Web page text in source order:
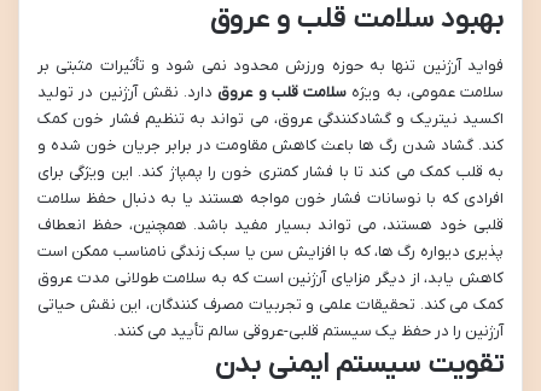
بهبود سلامت قلب و عروق
فواید آرژنین تنها به حوزه ورزش محدود نمی شود و تأثیرات مثبتی بر
سلامت عمومی، به ویژه سلامت قلب و عروق دارد. نقش آرژنین در تولید
اکسید نیتریک و گشادکنندگی عروق، می تواند به تنظیم فشار خون کمک
کند. گشاد شدن رگ ها باعث کاهش مقاومت در برابر جریان خون شده و
به قلب کمک می کند تا با فشار کمتری خون را پمپاژ کند. این ویژگی برای
افرادی که با نوسانات فشار خون مواجه هستند یا به دنبال حفظ سلامت
قلبی خود هستند، می تواند بسیار مفید باشد. همچنین، حفظ انعطاف
پذیری دیواره رگ ها، که با افزایش سن یا سبک زندگی نامناسب ممکن است
کاهش یابد، از دیگر مزایای آرژنین است که به سلامت طولانی مدت عروق
کمک می کند. تحقیقات علمی و تجربیات مصرف کنندگان، این نقش حیاتی
آرژنین را در حفظ یک سیستم قلبی-عروقی سالم تأیید می کنند.
تقویت سیستم ایمنی بدن